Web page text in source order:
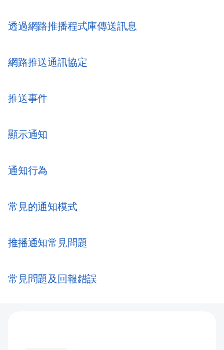
透過網路推播程式庫傳送訊息
網路推送通訊協定
推送事件
顯示通知
通知行為
常見的通知模式
推播通知常見問題
常見問題及回報錯誤